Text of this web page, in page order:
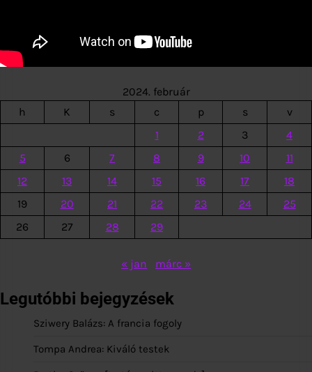
2024. február
h
K s c p s
v
1
2 3
4
5
6 7 8 9 10
11
12
13 14 15 16 17
18
19
20 21 22 23 24
25
26
27 28 29
« jan márc »
Legutóbbi bejegyzések
Sziwery Balázs: A francia fogoly
Tompa Andrea: Kiváló testek